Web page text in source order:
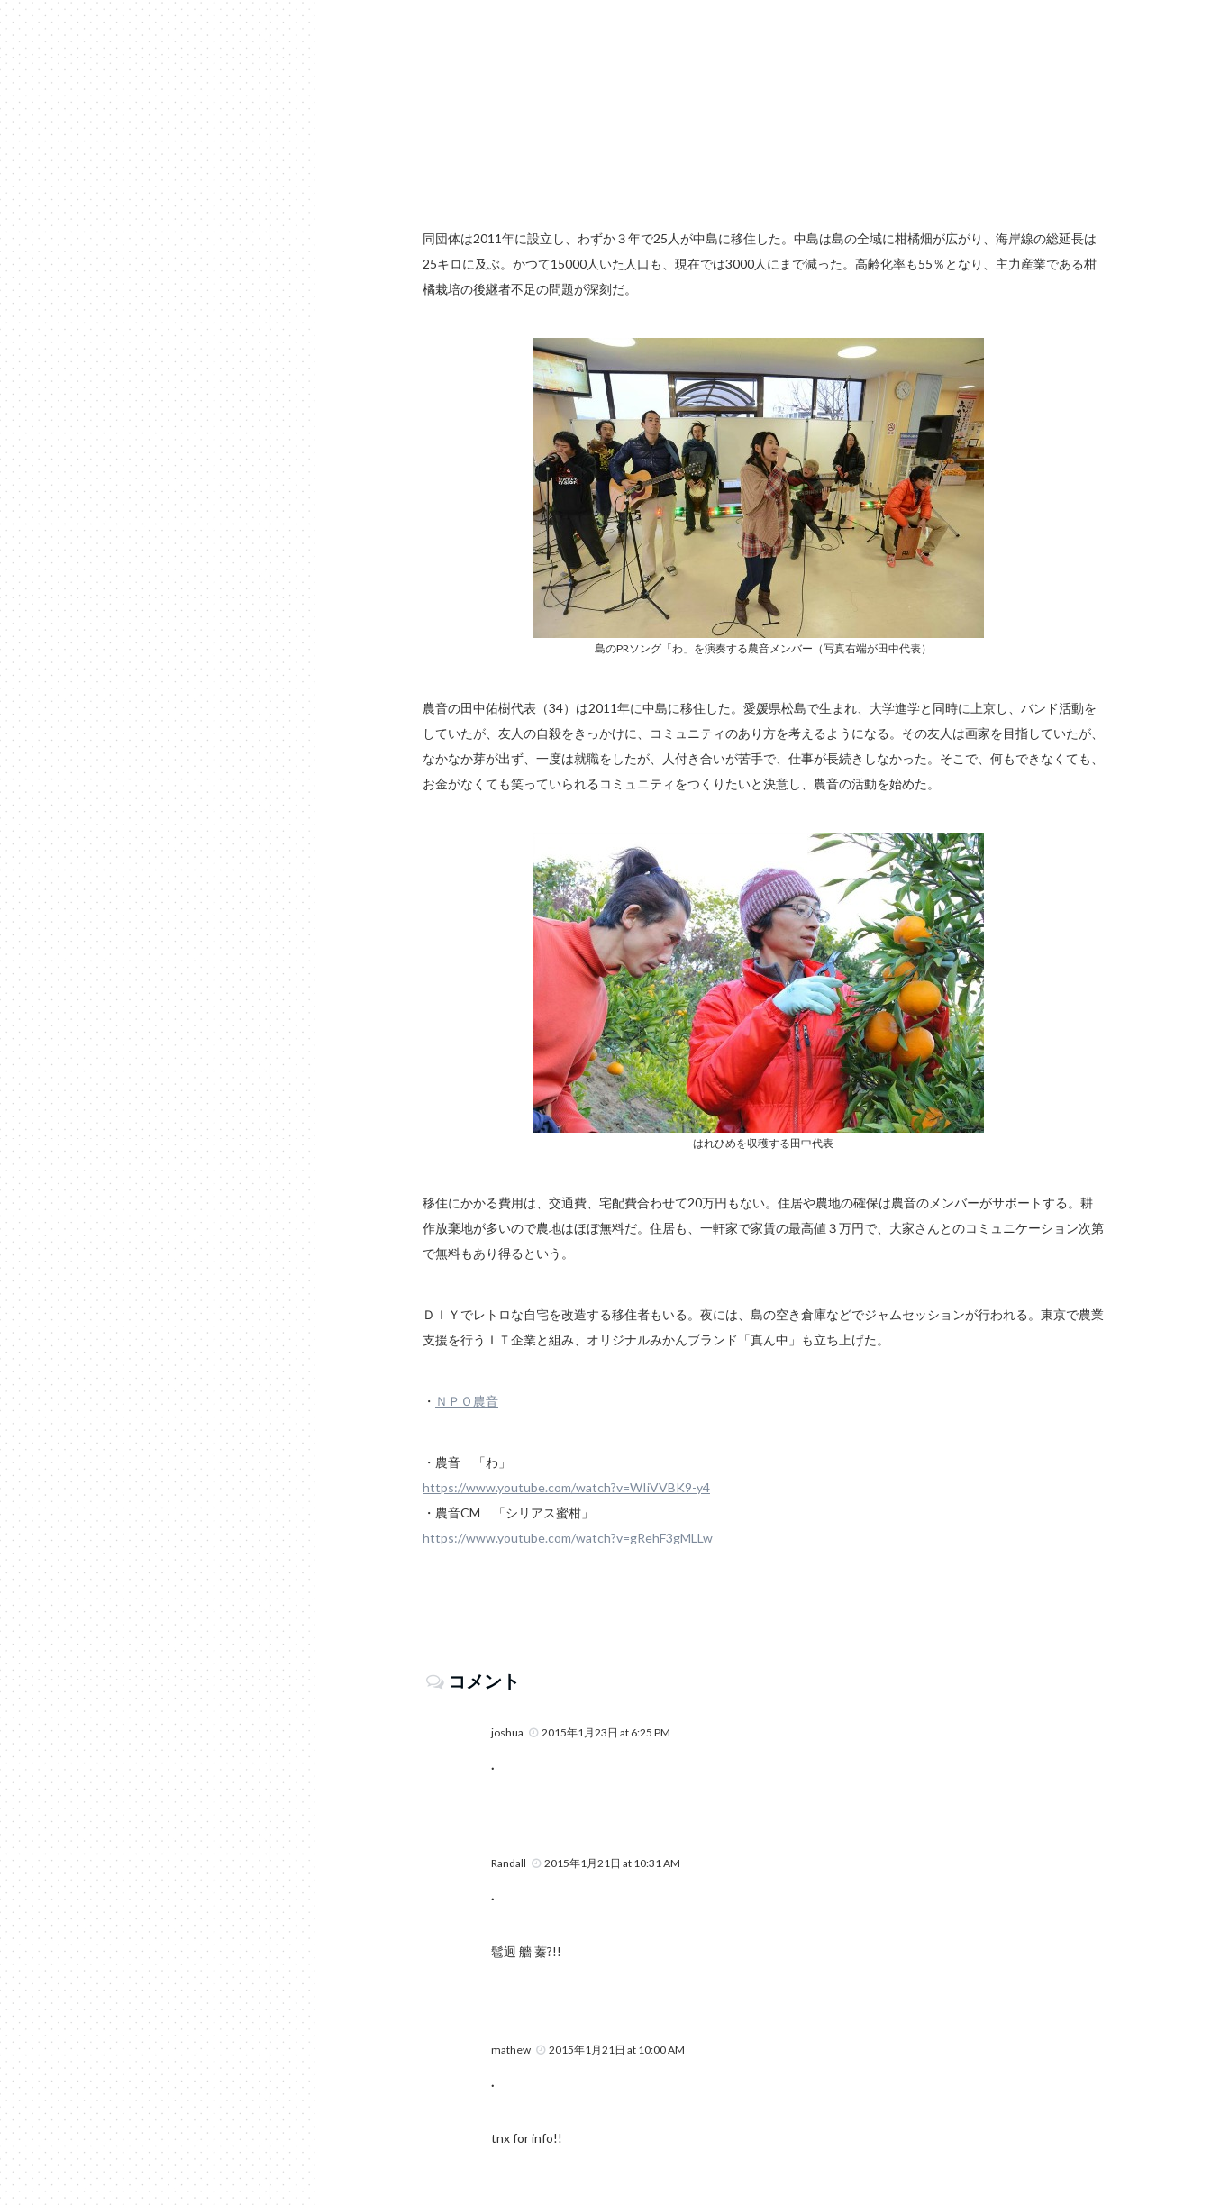
同団体は2011年に設立し、わずか３年で25人が中島に移住した。中島は島の全域に柑橘畑が広がり、海岸線の総延長は
25キロに及ぶ。かつて15000人いた人口も、現在では3000人にまで減った。高齢化率も55％となり、主力産業である柑
橘栽培の後継者不足の問題が深刻だ。
島のPRソング「わ」を演奏する農音メンバー（写真右端が田中代表）
農音の田中佑樹代表（34）は2011年に中島に移住した。愛媛県松島で生まれ、大学進学と同時に上京し、バンド活動を
していたが、友人の自殺をきっかけに、コミュニティのあり方を考えるようになる。その友人は画家を目指していたが、
なかなか芽が出ず、一度は就職をしたが、人付き合いが苦手で、仕事が長続きしなかった。そこで、何もできなくても、
お金がなくても笑っていられるコミュニティをつくりたいと決意し、農音の活動を始めた。
はれひめを収穫する田中代表
移住にかかる費用は、交通費、宅配費合わせて20万円もない。住居や農地の確保は農音のメンバーがサポートする。耕
作放棄地が多いので農地はほぼ無料だ。住居も、一軒家で家賃の最高値３万円で、大家さんとのコミュニケーション次第
で無料もあり得るという。
ＤＩＹでレトロな自宅を改造する移住者もいる。夜には、島の空き倉庫などでジャムセッションが行われる。東京で農業
支援を行うＩＴ企業と組み、オリジナルみかんブランド「真ん中」も立ち上げた。
・ ＮＰＯ農音
・農音 「わ」
https://www.youtube.com/watch?v=WIiVVBK9-y4
・農音CM 「シリアス蜜柑」
https://www.youtube.com/watch?v=gRehF3gMLLw
コメント
joshua 2015年1月23日 at 6:25 PM
.
Randall 2015年1月21日 at 10:31 AM
.
髱迥 艢 蓁?!!
mathew 2015年1月21日 at 10:00 AM
.
tnx for info!!